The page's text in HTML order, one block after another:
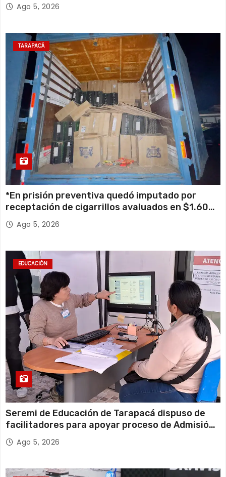
Ago 5, 2026
TARAPACÁ
*En prisión preventiva quedó imputado por
receptación de cigarrillos avaluados en $1.600
millones*
Ago 5, 2026
EDUCACIÓN
Seremi de Educación de Tarapacá dispuso de
facilitadores para apoyar proceso de Admisión
Escolar 2027
Ago 5, 2026